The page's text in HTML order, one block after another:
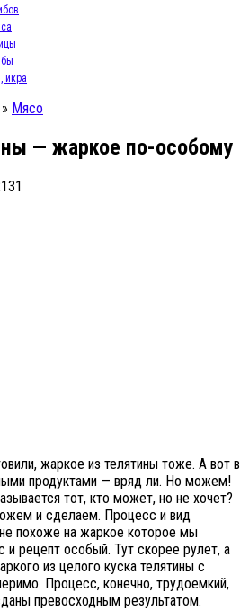
икра
» Мясо
— жаркое по-особому
131
жаркое из телятины тоже. А вот в
продуктами — вряд ли. Но можем!
тот, кто может, но не хочет?
и сделаем. Процесс и вид
похоже на жаркое которое мы
и рецепт особый. Тут скорее рулет, а
из целого куска телятины с
Процесс, конечно, трудоемкий,
превосходным результатом.